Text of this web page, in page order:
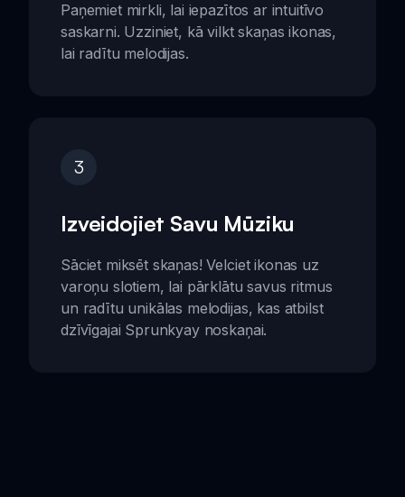
Paņemiet mirkli, lai iepazītos ar intuitīvo
saskarni. Uzziniet, kā vilkt skaņas ikonas,
lai radītu melodijas.
3
Izveidojiet Savu Mūziku
Sāciet miksēt skaņas! Velciet ikonas uz
varoņu slotiem, lai pārklātu savus ritmus
un radītu unikālas melodijas, kas atbilst
dzīvīgajai Sprunkyay noskaņai.